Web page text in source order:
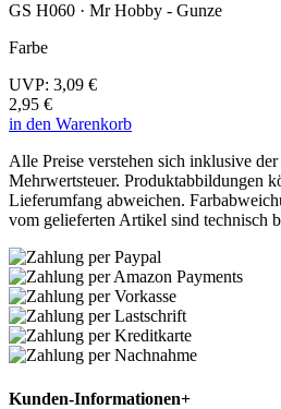
GS H060 · Mr Hobby - Gunze
Farbe
UVP: 3,09 €
2,95 €
in den Warenkorb
Alle Preise verstehen sich inklusive der
Mehrwertsteuer. Produktabbildungen
Lieferumfang abweichen.
vom gelieferten Artikel sind technisch
Kunden-Informationen+